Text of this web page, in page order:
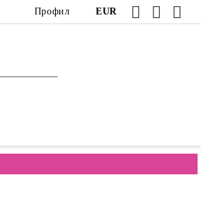
Профил EUR